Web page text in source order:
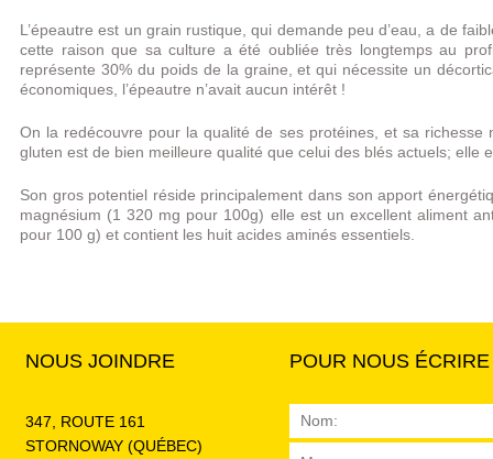
L’épeautre est un grain rustique, qui demande peu d’eau, a de
cette raison que sa culture a été oubliée très longtemps au
représente 30% du poids de la graine, et qui nécessite un
économiques, l’épeautre n’avait aucun intérêt !
On la redécouvre pour la qualité de ses protéines, et sa
gluten est de bien meilleure qualité que celui des blés actuels;
Son gros potentiel réside principalement dans son apport
magnésium (1 320 mg pour 100g) elle est un excellent aliment
pour 100 g) et contient les huit acides aminés essentiels.
NOUS JOINDRE
347, ROUTE 161
STORNOWAY (QUÉBEC)
POUR NOUS ÉCRIRE